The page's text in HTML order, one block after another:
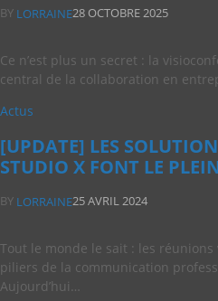
BY LORRAINE28 OCTOBRE 2025
Ce n’est plus un secret : la
central de la collaboration en
Actus
[UPDATE] LES
STUDIO X FONT LE
BY LORRAINE25 AVRIL 2024
Tout le monde le sait : les
piliers de la communication
Aujourd’hui…